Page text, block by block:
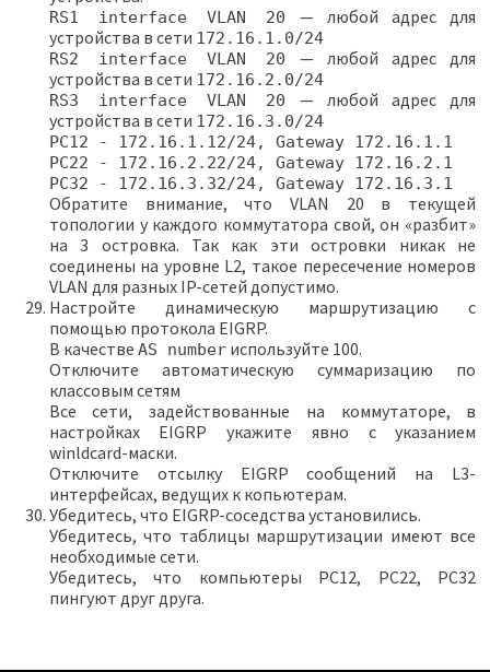
RS1 interface VLAN 20
— любой адрес для
устройства в сети 172.16.1.0/24
RS2 interface VLAN 20
— любой адрес для
устройства в сети 172.16.2.0/24
RS3 interface VLAN 20
— любой адрес для
устройства в сети 172.16.3.0/24
PC12 - 172.16.1.12/24, Gateway 172.16.1.1
PC22 - 172.16.2.22/24, Gateway 172.16.2.1
PC32 - 172.16.3.32/24, Gateway 172.16.3.1
Обратите внимание, что VLAN 20 в текущей
топологии у каждого коммутатора свой, он «разбит»
на 3 островка. Так как эти островки никак не
соединены на уровне L2, такое пересечение номеров
VLAN для разных IP-сетей допустимо.
Настройте динамическую маршрутизацию c
помощью протокола EIGRP.
В качестве AS numberиспользуйте 100.
Отключите автоматическую суммаризацию по
классовым сетям
Все сети, задействованные на коммутаторе, в
настройках EIGRP укажите явно с указанием
winldcard-маски.
Отключите отсылку EIGRP сообщений на L3-
интерфейсах, ведущих к копьютерам.
Убедитесь, что EIGRP-соседства установились.
Убедитесь, что таблицы маршрутизации имеют все
необходимые сети.
Убедитесь, что компьютеры PC12, PC22, PC32
пингуют друг друга.